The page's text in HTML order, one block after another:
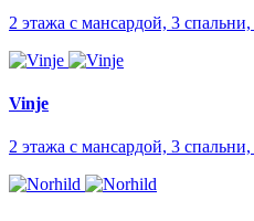
2 этажа с мансардой, 3
Vinje
2 этажа с мансардой, 3 спальни,